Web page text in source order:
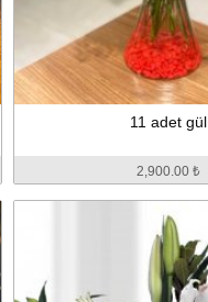
11 adet gül
2,900.00 ₺